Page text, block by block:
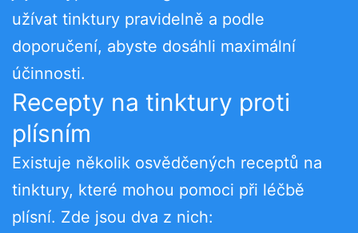
užívat tinktury pravidelně a podle
doporučení, abyste dosáhli maximální
účinnosti.
Recepty na tinktury proti
plísním
Existuje několik osvědčených receptů na
tinktury, které mohou pomoci při léčbě
plísní. Zde jsou dva z nich: